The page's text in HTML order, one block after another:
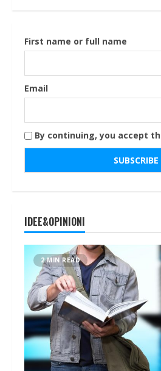
First name or full name
Email
By continuing, you accept
IDEE&OPINIONI
2 MIN READ